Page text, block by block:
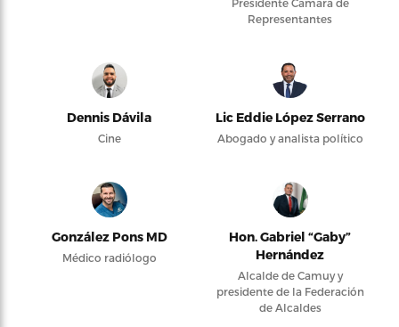
Representantes
Dennis Dávila
Cine
Lic Eddie López Serrano
Abogado y analista político
González Pons MD
Médico radiólogo
Hon. Gabriel “Gaby”
Hernández
Alcalde de Camuy y
presidente de la Federación
de Alcaldes